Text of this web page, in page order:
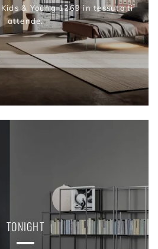
& Young 1269 in tessuto ti
attende.
TONIGHT